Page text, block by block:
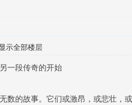
显示全部楼层
一段传奇的开始
数的故事。它们或激昂，或悲壮，